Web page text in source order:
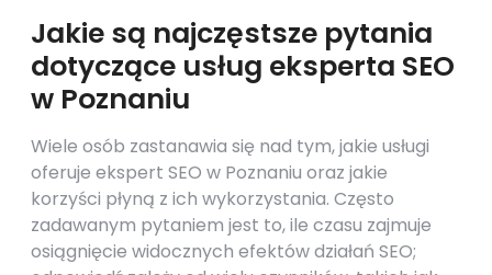
Jakie są najczęstsze pytania
dotyczące usług eksperta SEO
w Poznaniu
Wiele osób zastanawia się nad tym, jakie usługi
oferuje ekspert SEO w Poznaniu oraz jakie
korzyści płyną z ich wykorzystania. Często
zadawanym pytaniem jest to, ile czasu zajmuje
osiągnięcie widocznych efektów działań SEO;